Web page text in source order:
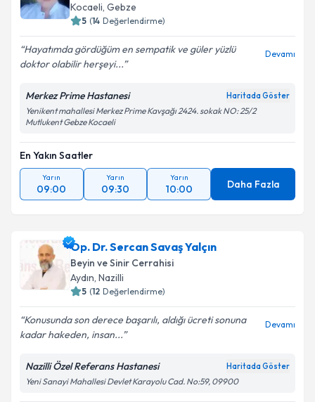
Kocaeli, Gebze
5 (14 Değerlendirme)
Hayatımda gördüğüm en sempatik ve güler yüzlü
doktor olabilir herşeyi...
Devamı
Merkez Prime Hastanesi Haritada Göster
Yenikent mahallesi Merkez Prime Kavşağı 2424. sokak NO: 25/2
Mutlukent Gebze Kocaeli
En Yakın Saatler
Yarın
09:00
Yarın
09:30
Yarın
10:00 Daha Fazla
Op. Dr. Sercan Savaş Yalçın
Beyin ve Sinir Cerrahisi
Aydın, Nazilli
5 (12 Değerlendirme)
Konusunda son derece başarılı, aldığı ücreti sonuna
kadar hakeden, insan...
Devamı
Nazilli Özel Referans Hastanesi Haritada Göster
Yeni Sanayi Mahallesi Devlet Karayolu Cad. No:59, 09900